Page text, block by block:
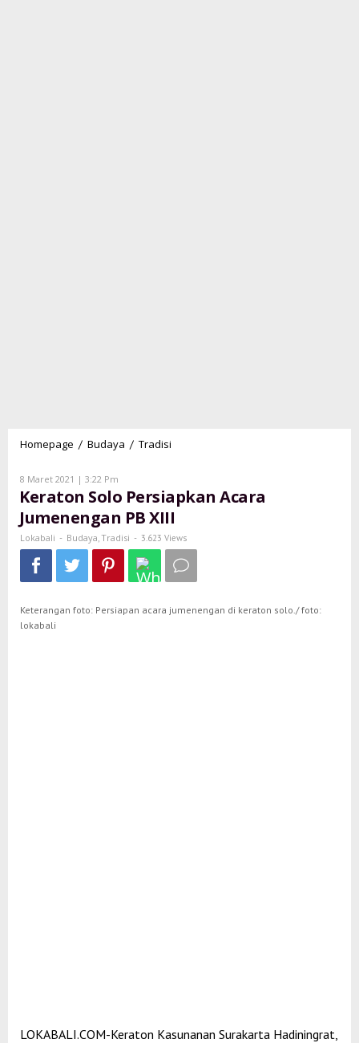
Homepage / Budaya / Tradisi
Acara
Jumenengan
XIII
8 Maret 2021 | 3:22 Pm
Lokabali
Keraton Solo Persiapkan Acara
Jumenengan PB XIII
Lokabali - Budaya,Tradisi - 3.623 Views
Keterangan foto: Persiapan acara jumenengan di keraton solo./ foto:
lokabali
LOKABALI.COM-Keraton Kasunanan Surakarta Hadiningrat,